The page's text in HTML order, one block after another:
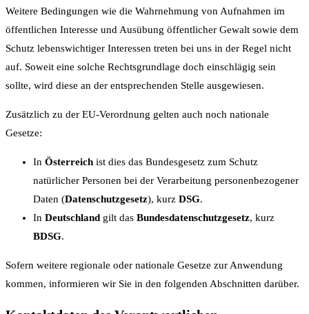
Weitere Bedingungen wie die Wahrnehmung von Aufnahmen im
öffentlichen Interesse und Ausübung öffentlicher Gewalt sowie dem
Schutz lebenswichtiger Interessen treten bei uns in der Regel nicht
auf. Soweit eine solche Rechtsgrundlage doch einschlägig sein
sollte, wird diese an der entsprechenden Stelle ausgewiesen.
Zusätzlich zu der EU-Verordnung gelten auch noch nationale
Gesetze:
In Österreich ist dies das Bundesgesetz zum Schutz
natürlicher Personen bei der Verarbeitung personenbezogener
Daten (Datenschutzgesetz), kurz DSG.
In Deutschland gilt das Bundesdatenschutzgesetz, kurz
BDSG.
Sofern weitere regionale oder nationale Gesetze zur Anwendung
kommen, informieren wir Sie in den folgenden Abschnitten darüber.